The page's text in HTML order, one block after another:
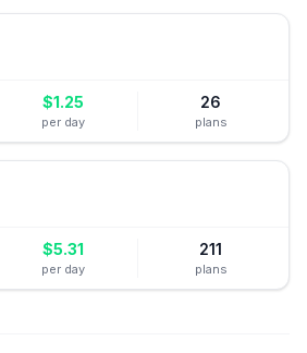
$1.25
per day
26
plans
$5.31
per day
211
plans